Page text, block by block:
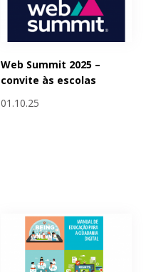
Web Summit 2025 –
convite às escolas
01.10.25